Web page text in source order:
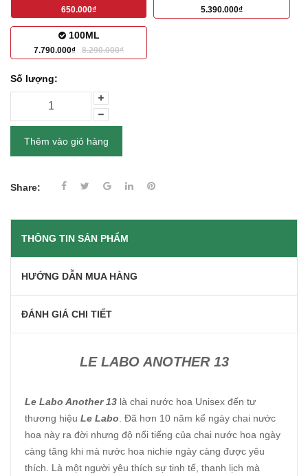
650.000₫ 5.390.000₫
100ML
7.790.000₫ 8.290.000₫
Số lượng:
Thêm vào giỏ hàng
Share:
THÔNG TIN SẢN PHẨM
HƯỚNG DẪN MUA HÀNG
ĐÁNH GIÁ CHI TIẾT
LE LABO ANOTHER 13
Le Labo Another 13 là chai nước hoa Unisex đến tư
thương hiệu Le Labo . Đã hơn 10 năm kể ngày chai nước
hoa này ra đời nhưng độ nổi tiếng của chai nước hoa ngày
càng tăng khi mà nước hoa nichie ngày càng được yêu
thích. Là một người yêu thích sự tinh tế, thanh lịch mà